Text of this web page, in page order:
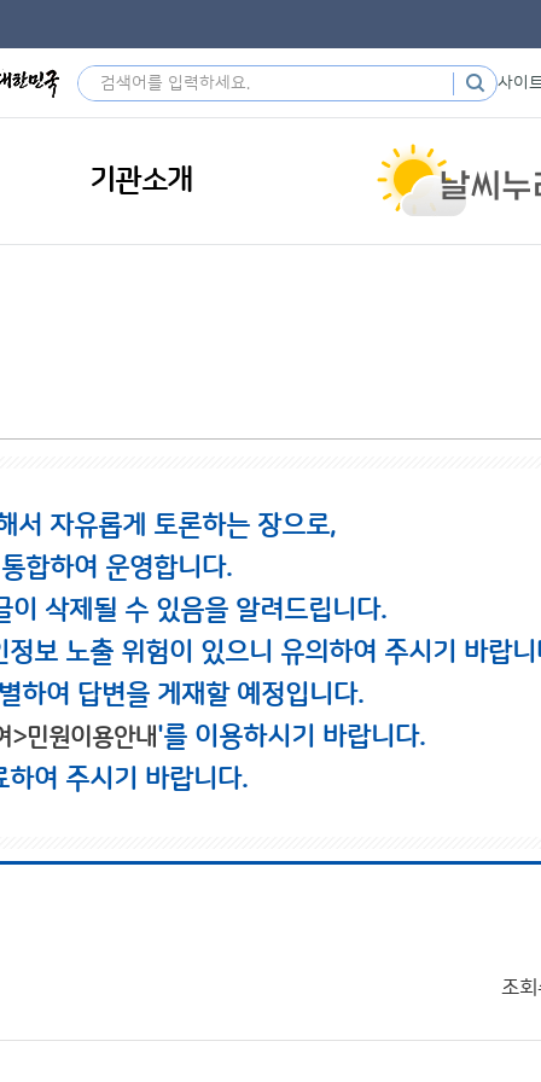
사이
기관소개
서 자유롭게 토론하는 장으로,
합하여 운영합니다.
삭제될 수 있음을 알려드립니다.
보 노출 위험이 있으니 유의하여 주시기 바랍니
하여 답변을 게재할 예정입니다.
>민원이용안내'를 이용하시기 바랍니다.
여 주시기 바랍니다.
조회